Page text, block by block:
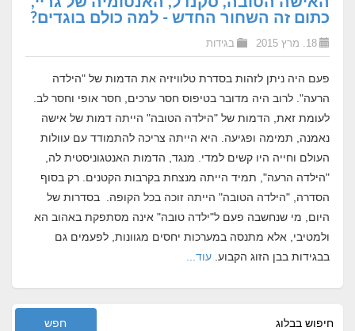
כתום זה השחור החדש - למה כולם בוגדים?
18. מרץ 2015 בגידות
פעם היה ניתן לזהות בסדרת טלוויזיה את הדמות של "הילדה
הרעה". לרוב היה מדובר בטיפוס חסר ערכים, חסר אופי וחסר לב.
לעומת זאת, הדמות של "הילדה הטובה" הייתה דמות של אישה
נאמנה, תמימה ופגיעה. היא הייתה צריכה להתמודד עם עוולות
העולם וחייה היו קשים למדי. מנגד, הדמות האנטגוניסטית לה,
"הילדה הרעה", תמיד הייתה מנצחת בקרבות הקטנים. רק בסוף
הסדרה, "הילדה הטובה" הייתה זוכה בכל הקופה. בסדרות של
היום, מי שנחשבה פעם ל"ילדה טובה"אינה מסתפקת באהוב הא
ולמטיבי, אלא מתנסה במערכות יחסים מגוונות, לפעמים גם
בבגידות בבן הזוג הקבוע. עוד...